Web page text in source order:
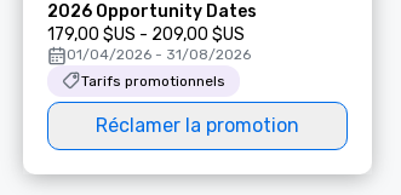
2026 Opportunity Dates
179,00 $US - 209,00 $US
01/04/2026 - 31/08/2026
Tarifs promotionnels
Réclamer la promotion